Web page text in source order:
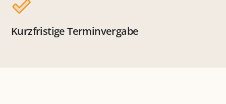
Kurzfristige Terminvergabe